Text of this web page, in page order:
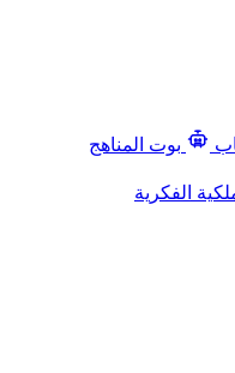
بوت المناهج
الفكرية